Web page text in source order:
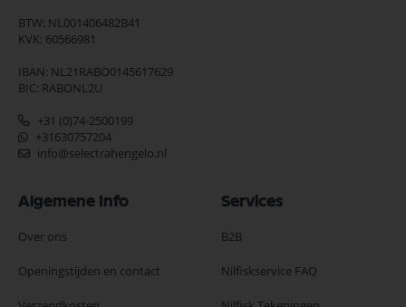
BTW: NL001406482B41
KVK: 60566981
IBAN: NL21RABO0145617629
BIC: RABONL2U
+31 (0)74-2500199
+31630757204
info@selectrahengelo.nl
Algemene Info
Over ons
Openingstijden en contact
Services
B2B
Nilfiskservice FAQ